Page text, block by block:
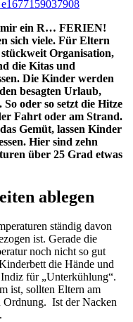
mir ein R… FERIEN!
sich viele. Für Eltern
Organisation,
die Kitas und
Die Kinder werden
besagten Urlaub,
oder so setzt die Hitze
Fahrt oder am Strand.
Gemüt, lassen Kinder
Hier sind zehn
über 25 Grad etwas
ablegen
ständig davon
ist. Gerade die
noch nicht so gut
die Hände und
für „Unterkühlung“.
ist, sollten Eltern am
Ist der Nacken